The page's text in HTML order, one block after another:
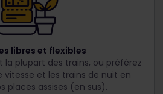
libres et flexibles
la plupart des trains, ou préférez
vitesse et les trains de nuit en
places assises (en sus).